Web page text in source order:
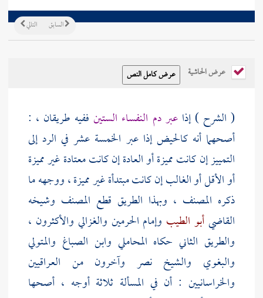
التالي السابق
عرض الحاشية
( الشرح ) إذاعبر دم النفساء الستين ففيه طريقان ، :
أصحهما أنه كالحيض إذا عبر الخمسة عشر في الرد إلى
التمييز إن كانت مميزة أو العادة إن كانت معتادة غير مميزة
أو الأقل أو الغالب إن كانت مبتدأة غير مميزة ، ووجهه ما
ذكره المصنف ، وبهذا الطريق قطع المصنف وشيخه
القاضيأبو الطيب وإمام الحرمين والغزالي والأكثرون ،
والطريق الثاني حكاه المحاملي وابن الصباغ والمتولي
والبغوي والشيخنصر وآخرون من العراقيين
والخراسانيين : أن في المسألة ثلاثة أوجه ، أصحها